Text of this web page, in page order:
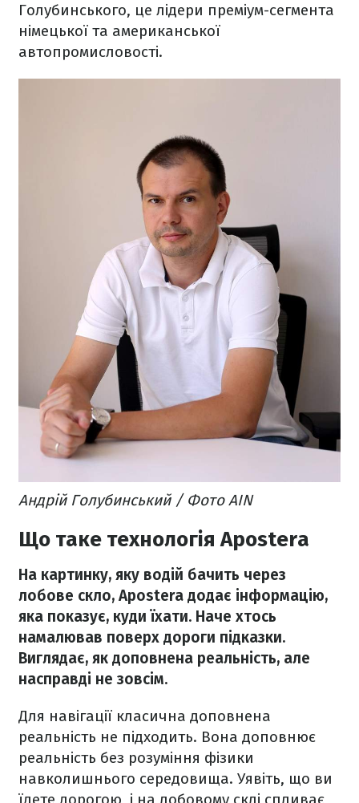
Голубинського, це лідери преміум-сегмента
німецької та американської
автопромисловості.
Андрій Голубинський / Фото AIN
Що таке технологія Apostera
На картинку, яку водій бачить через
лобове скло, Apostera додає інформацію,
яка показує, куди їхати. Наче хтось
намалював поверх дороги підказки.
Виглядає, як доповнена реальність, але
насправді не зовсім.
Для навігації класична доповнена
реальність не підходить. Вона доповнює
реальність без розуміння фізики
навколишнього середовища. Уявіть, що ви
їдете дорогою, і на лобовому склі спливає